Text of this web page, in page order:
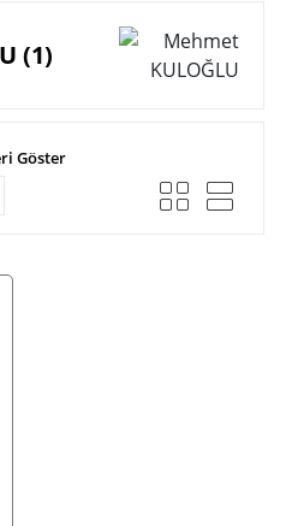
(1)
Göster